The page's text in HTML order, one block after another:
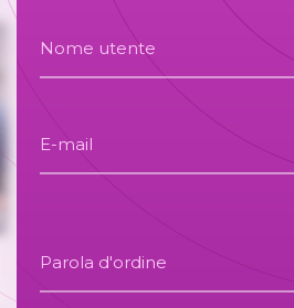
Nome utente
E-mail
Parola d'ordine